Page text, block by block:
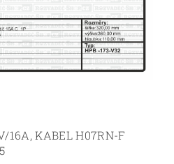
16A, KABEL H07RN-F